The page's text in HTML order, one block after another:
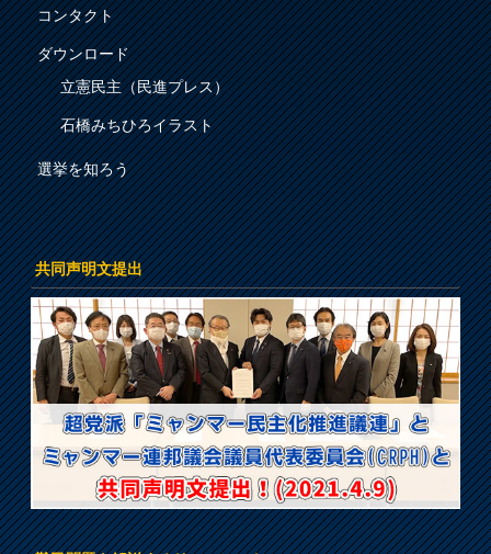
コンタクト
ダウンロード
立憲民主（民進プレス）
石橋みちひろイラスト
選挙を知ろう
共同声明文提出